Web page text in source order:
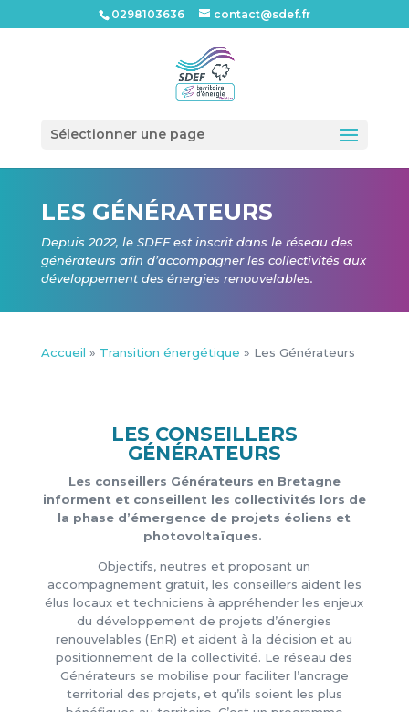
0298103636 contact@sdef.fr
Sélectionner une page
LES GÉNÉRATEURS
Depuis 2022, le SDEF est inscrit dans le réseau des
générateurs afin d’accompagner les collectivités aux
développement des énergies renouvelables.
Accueil » Transition énergétique » Les Générateurs
LES CONSEILLERS
GÉNÉRATEURS
Les conseillers Générateurs en Bretagne
informent et conseillent les collectivités lors de
la phase d’émergence de projets éoliens et
photovoltaïques.
Objectifs, neutres et proposant un
accompagnement gratuit, les conseillers aident les
élus locaux et techniciens à appréhender les enjeux
du développement de projets d’énergies
renouvelables (EnR) et aident à la décision et au
positionnement de la collectivité. Le réseau des
Générateurs se mobilise pour faciliter l’ancrage
territorial des projets, et qu’ils soient les plus